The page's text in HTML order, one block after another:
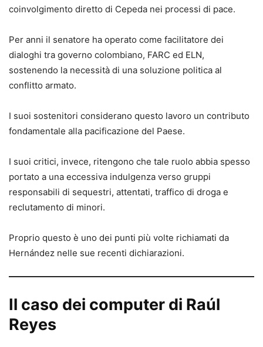
coinvolgimento diretto di Cepeda nei processi di pace.
Per anni il senatore ha operato come facilitatore dei
dialoghi tra governo colombiano, FARC ed ELN,
sostenendo la necessità di una soluzione politica al
conflitto armato.
I suoi sostenitori considerano questo lavoro un contributo
fondamentale alla pacificazione del Paese.
I suoi critici, invece, ritengono che tale ruolo abbia spesso
portato a una eccessiva indulgenza verso gruppi
responsabili di sequestri, attentati, traffico di droga e
reclutamento di minori.
Proprio questo è uno dei punti più volte richiamati da
Hernández nelle sue recenti dichiarazioni.
Il caso dei computer di Raúl
Reyes